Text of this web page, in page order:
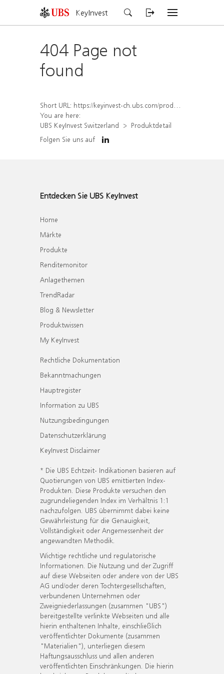
KeyInvest
404 Page not
found
Short URL: https://keyinvest-ch.ubs.com/produkt/detail/index/isin/CH1572297260
You are here:
UBS KeyInvest Switzerland
Produktdetail
Folgen Sie uns auf
Entdecken Sie UBS KeyInvest
Home
Märkte
Produkte
Renditemonitor
Anlagethemen
TrendRadar
Blog & Newsletter
Produktwissen
My KeyInvest
Rechtliche Dokumentation
Bekanntmachungen
Hauptregister
Information zu UBS
Nutzungsbedingungen
Datenschutzerklärung
KeyInvest Disclaimer
* Die UBS Echtzeit- Indikationen basieren auf
Quotierungen von UBS emittierten Index-
Produkten. Diese Produkte versuchen den
zugrundeliegenden Index im Verhältnis 1:1
nachzufolgen. UBS übernimmt dabei keine
Gewährleistung für die Genauigkeit,
Vollständigkeit oder Angemessenheit der
angewandten Methodik.
Wichtige rechtliche und regulatorische
Informationen. Die Nutzung und der Zugriff
auf diese Webseiten oder andere von der UBS
AG und/oder deren Tochtergesellschaften,
verbundenen Unternehmen oder
Zweigniederlassungen (zusammen "UBS")
bereitgestellte verlinkte Webseiten und alle
hierin enthaltenen Inhalte, einschließlich
veröffentlichter Dokumente (zusammen
"Materialien"), unterliegen diesem
Haftungsausschluss und allen anderen
veröffentlichten Einschränkungen. Die hierin